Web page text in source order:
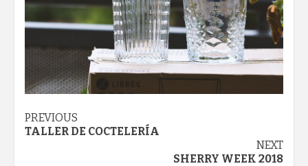
Post
PREVIOUS
TALLER DE COCTELERÍA
NEXT
SHERRY WEEK 2018